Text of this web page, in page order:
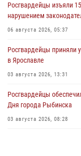
Росгвардейцы изъяли
нарушением
06 августа 2026, 05:37
Росгвардейцы приняли
в Ярославле
03 августа 2026, 13:31
Росгвардейцы
Дня города Рыбинска
03 августа 2026, 08:28